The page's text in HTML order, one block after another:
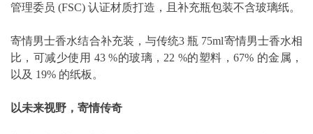
管理委员 (FSC) 认证材质打造，且补充瓶包装不含玻璃纸。
寄情男士香水结合补充装，与传统3 瓶 75ml寄情男士香水相
比，可减少使用 43 %的玻璃，22 %的塑料，67% 的金属，
以及 19% 的纸板。
以未来视野，寄情传奇